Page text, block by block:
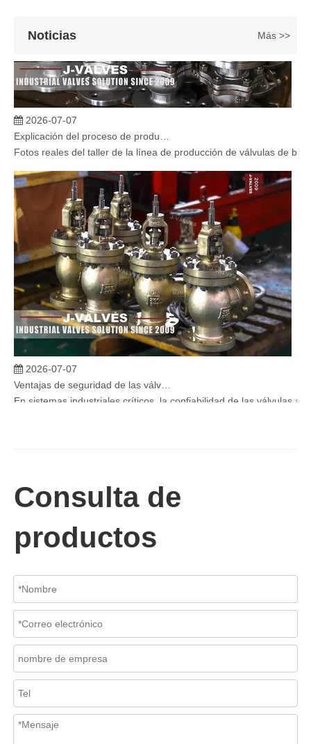
Noticias Más >>
Fotos reales del taller de la línea de producción de válvulas de
En sistemas industriales críticos, la confiabilidad de las válvulas
En los sistemas de tuberías industriales, mantener la calidad del
Consulta de
productos